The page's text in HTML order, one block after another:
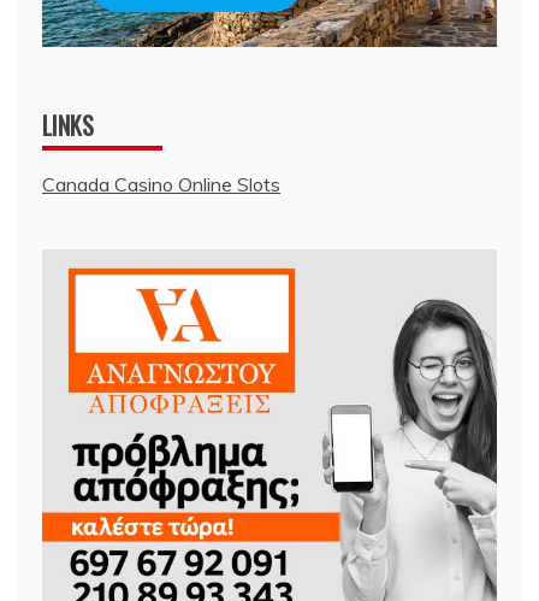
LINKS
Canada Casino Online Slots